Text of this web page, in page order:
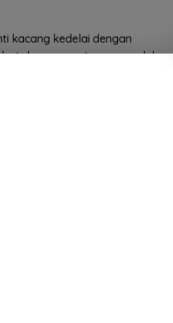
kacang kedelai dengan
dan perawatannya mudah.
kacang koro seluas 10 tumbak
pertanian terus mengikuti
dengan tahunya tentu
ada teman dari Jakarta
Kemarin mungkin orang
aja
terorganisir dalam satu
pertemuan-pertemuan
mempercepat
Barat umumnya dan di
solusi daripada keterpurukan